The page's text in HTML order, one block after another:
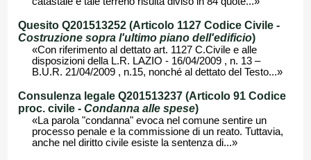
Quesito Q201513252 (Articolo 1127 Codice Civile -
Costruzione sopra l'ultimo piano dell'edificio)
«Con riferimento al dettato art. 1127 C.Civile e alle
disposizioni della L.R. LAZIO - 16/04/2009 , n. 13 –
B.U.R. 21/04/2009 , n.15, nonché al dettato del Testo...»
Consulenza legale Q201513237 (Articolo 91 Codice
proc. civile - Condanna alle spese)
«La parola "condanna" evoca nel comune sentire un
processo penale e la commissione di un reato. Tuttavia,
anche nel diritto civile esiste la sentenza di...»